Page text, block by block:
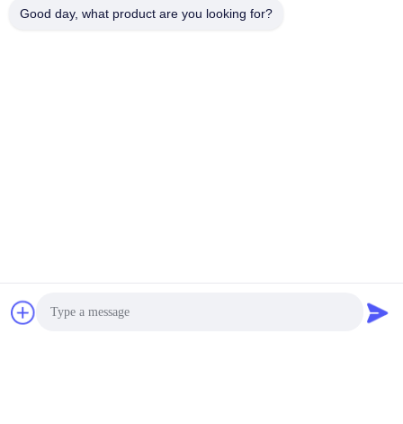
वाली फिल्म डबल पक्षीय 0.18
मिमी बंधन शक्ति के लिए टीपीयू
Good day, what product are you looking for?